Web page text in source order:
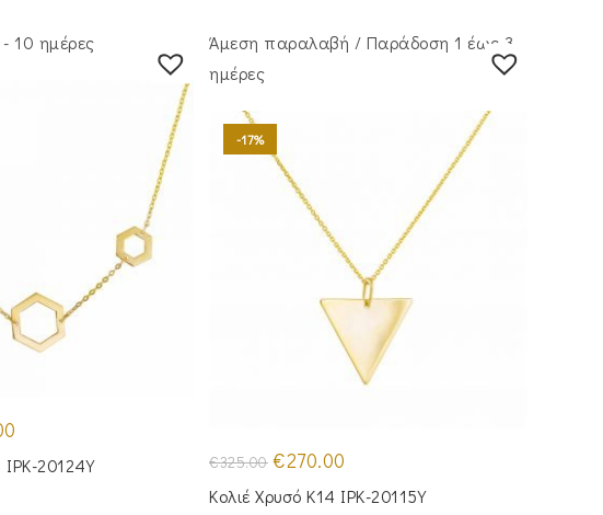
10 ημέρες
τιμή
είναι:
IPK-20124Y
Άμεση παραλαβή / Παράδoση 1 έως 3
ημέρες
-17%
€325.00 Original
price
was:
€325.00.
€270.00
τιμή
είναι:
Κολιέ Χρυσό Κ14 IPK-20115Y